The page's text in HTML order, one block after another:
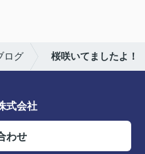
ログ 桜咲いてましたよ！
式会社
わせ